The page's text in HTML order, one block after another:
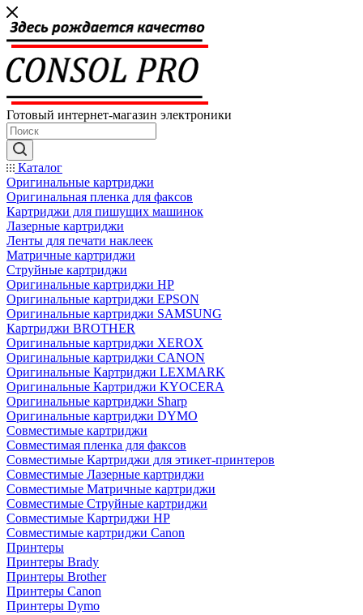
Готовый интернет-магазин электроники
Каталог
Оригинальные картриджи
Оригинальная пленка для факсов
Картриджи для пишущих машинок
Лазерные картриджи
Ленты для печати наклеек
Матричные картриджи
Струйные картриджи
Оригинальные картриджи HP
Оригинальные картриджи EPSON
Оригинальные картриджи SAMSUNG
Картриджи BROTHER
Оригинальные картриджи XEROX
Оригинальные картриджи CANON
Оригинальные Картриджи LEXMARK
Оригинальные Картриджи KYOCERA
Оригинальные картриджи Sharp
Оригинальные картриджи DYMO
Совместимые картриджи
Совместимая пленка для факсов
Совместимые Картриджи для этикет-принтеров
Совместимые Лазерные картриджи
Совместимые Матричные картриджи
Совместимые Струйные картриджи
Совместимые Картриджи HP
Совместимые картриджи Canon
Принтеры
Принтеры Brady
Принтеры Brother
Принтеры Canon
Принтеры Dymo